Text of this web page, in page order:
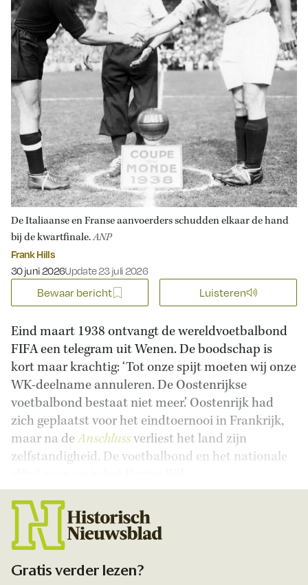
De Italiaanse en Franse aanvoerders schudden elkaar de hand
bij de kwartfinale.ANP
Frank Hills
Gepubliceerd op:
30 juni 2026Update 23 juli 2026
Bewaar bericht Luisteren
Eind maart 1938 ontvangt de wereldvoetbalbond
FIFA een telegram uit Wenen. De boodschap is
kort maar krachtig: ‘Tot onze spijt moeten wij onze
WK-deelname annuleren. De Oostenrijkse
voetbalbond bestaat niet meer.’ Oostenrijk had
zich geplaatst voor het eindtoernooi in Frankrijk,
maar na deAnschlussverliest het land zijn
zelfstandigheid. De voetbalbond en het nationale
Gratis verder lezen?